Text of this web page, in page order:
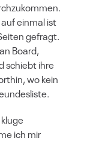
einmal ist
gefragt.
Board,
schiebt ihre
wo kein
ich mir